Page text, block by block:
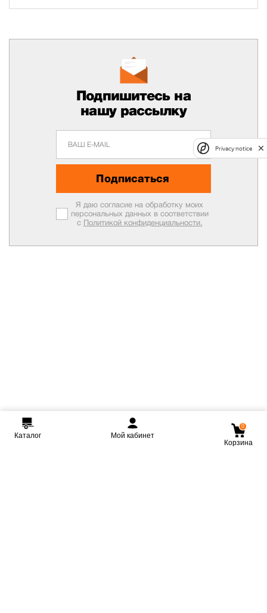
Подпишитесь на
нашу рассылку
Подписаться
Я даю согласие на обработку моих
персональных данных в соответствии
с Политикой конфиденциальности.
Каталог Мой кабинет
0
Корзина
Privacy notice